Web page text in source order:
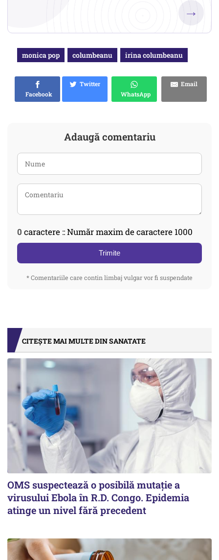
→
monica pop columbeanu irina columbeanu
Facebook
Twitter
WhatsApp
Email
Adaugă comentariu
0 caractere :: Număr maxim de caractere 1000
Trimite
* Comentariile care contin limbaj vulgar vor fi suspendate
CITEȘTE MAI MULTE DIN SANATATE
OMS suspectează o posibilă mutație a
virusului Ebola în R.D. Congo. Epidemia
atinge un nivel fără precedent